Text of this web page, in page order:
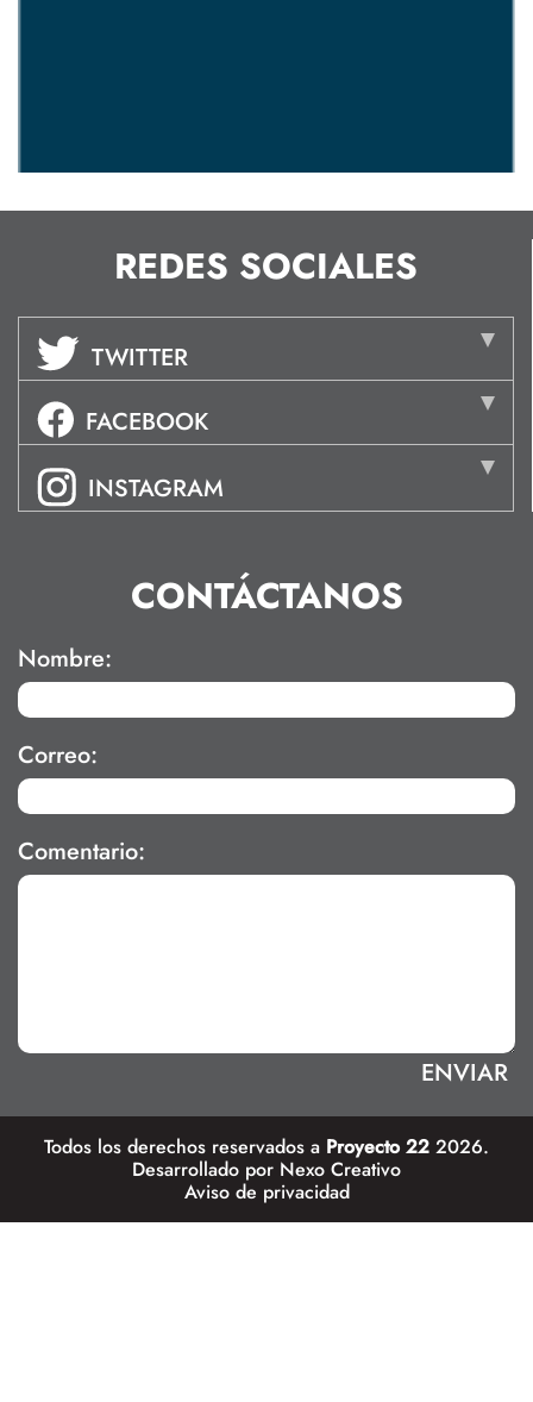
REDES SOCIALES
TWITTER
FACEBOOK
INSTAGRAM
CONTÁCTANOS
Nombre:
Correo:
Comentario:
Todos los derechos reservados a Proyecto 22 2026.
Desarrollado por Nexo Creativo
Aviso de privacidad